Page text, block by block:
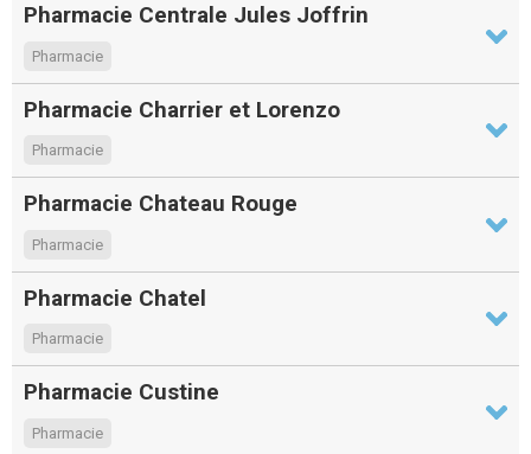
Pharmacie Centrale Jules Joffrin
Pharmacie
Pharmacie Charrier et Lorenzo
Pharmacie
Pharmacie Chateau Rouge
Pharmacie
Pharmacie Chatel
Pharmacie
Pharmacie Custine
Pharmacie